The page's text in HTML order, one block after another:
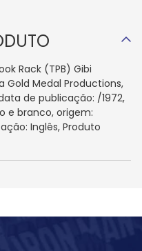
Rack (TPB) Gibi
Gold Medal Productions,
de publicação: /1972,
e branco, origem:
Inglês, Produto